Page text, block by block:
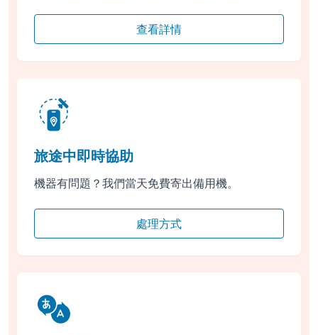
查看詳情
旅途中即時協助
機器有問題？我們當天免費寄出備用機。
處理方式